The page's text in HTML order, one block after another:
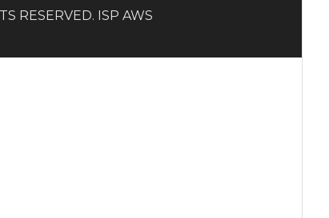
RESERVED. ISP AWS